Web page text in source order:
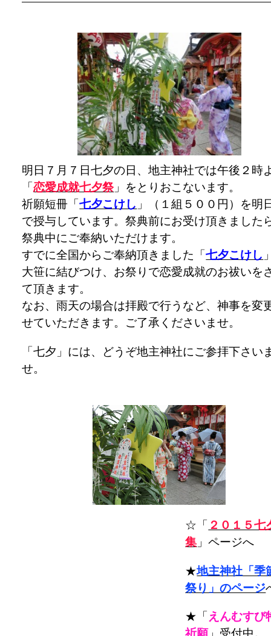
明日７月７日七夕の日、地主神社では午後２時
「恋愛成就七夕祭」をとりおこないます。
祈願短冊「七夕こけし 」（１組５００円）を明
で授与しています。祭典前にお受け頂きました
祭典中にご奉納いただけます。
すでに全国からご奉納頂きました「七夕こけし
大笹に結びつけ、お祭りで恋愛成就のお祓いを
て頂きます。
なお、雨天の場合は拝殿で行うなど、神事を変
せていただきます。ご了承くださいませ。
「七夕」には、どうぞ地主神社にご参拝下さい
せ。
☆「 ２０１５七
集 」ページへ
★地主神社「季
祭り」のページ
★「 えんむすび
祈願」受付中。